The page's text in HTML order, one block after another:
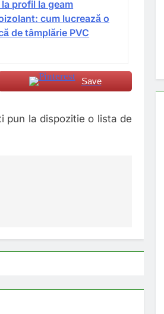
la profil la geam
cum lucrează o
de tâmplărie PVC
Save
pun la dispozitie o lista de